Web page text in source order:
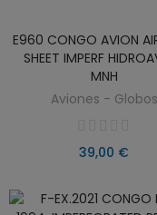
AÑADIR AL
E960 CONGO AVION
SHEET IMPERF
MNH
Aviones - Globos
39,00 €